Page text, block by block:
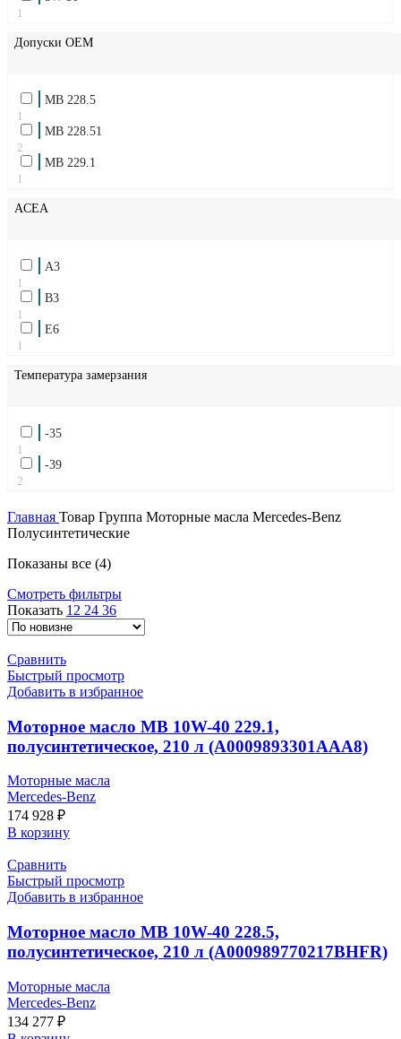
1
Допуски OEM
MB 228.5
1
MB 228.51
2
MB 229.1
1
ACEA
A3
1
B3
1
E6
1
Температура замерзания
-35
1
-39
2
Главная Товар Группа Моторные масла Mercedes-Benz
Полусинтетические
Показаны все (4)Сортировка:
недавние
Смотреть фильтры
Показать 12 24 36
Сравнить
Быстрый просмотр
Добавить в избранное
Моторное масло MB 10W-40 229.1,
полусинтетическое, 210 л (A0009893301AAA8)
Моторные масла
Mercedes-Benz
174 928 ₽
В корзину
Сравнить
Быстрый просмотр
Добавить в избранное
Моторное масло MB 10W-40 228.5,
полусинтетическое, 210 л (A000989770217BHFR)
Моторные масла
Mercedes-Benz
134 277 ₽